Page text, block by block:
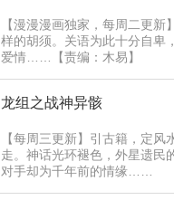
【漫漫漫画独家，每周二更
样的胡须。关语为此十分自卑
爱情……【责编：木易】
龙组之战神异骸
【每周三更新】引古籍，定
走。神话光环褪色，外星遗民
对手却为千年前的情缘……